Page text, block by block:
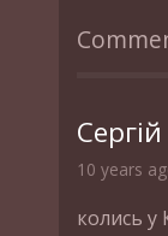
Сергій
10 years
колись у